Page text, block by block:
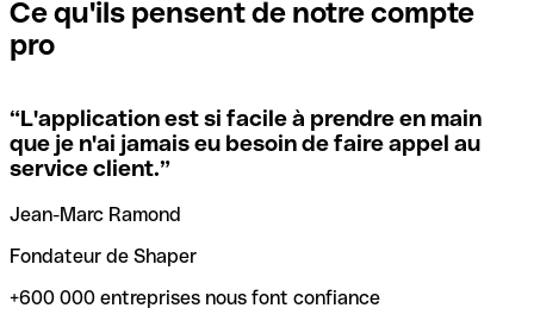
signifie que vous avez le code de l'une des succursales
locales.
Si vous n'êtes pas sûr du code SWIFT que vous devriez
utiliser, nous avons développé un outil de recherche de
codes SWIFT par nom de banque.
vérification/recherche de codes SWIFT. Ainsi, vous pouvez
trouver et vérifier vos codes SWIFT avant de réaliser vos
transferts d’argent.
Ce qu'ils pensent de notre compte
pro
“L'application est si facile à prendre en main
que je n'ai jamais eu besoin de faire appel au
service client.”
Jean-Marc Ramond
Fondateur de Shaper
+600 000 entreprises nous font confiance